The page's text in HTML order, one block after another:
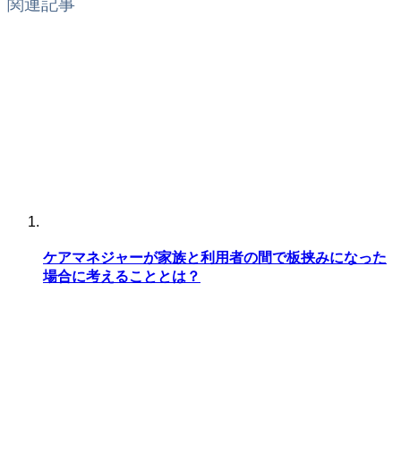
関連記事
ケアマネジャーが家族と利用者の間で板挟みになった
場合に考えることとは？